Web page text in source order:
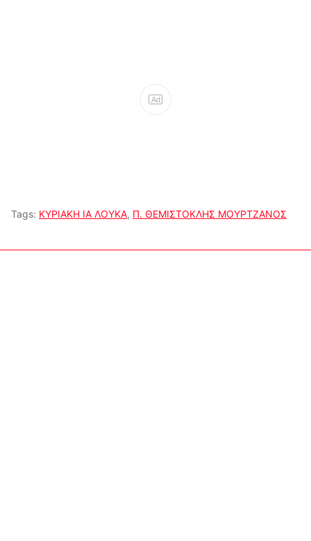
Ad
Tags: ΚΥΡΙΑΚΗ ΙΑ ΛΟΥΚΑ, Π. ΘΕΜΙΣΤΟΚΛΗΣ ΜΟΥΡΤΖΑΝΟΣ